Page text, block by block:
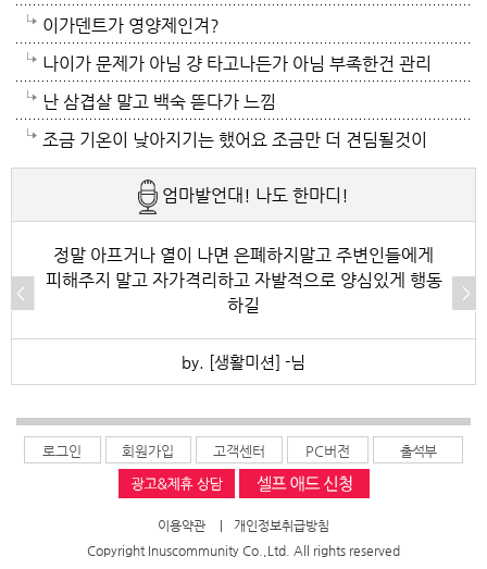
일 하고 사는거보면 대단하세요. 저같음 벌써 지쳐서 나
가떨어질일이죠. 가족들로인해 세번다님은 너무 힘든
케이스죠..ㅠ 스트레스 관리 잘하시고 그러세요..오늘은
좀 덜 덥네요.
기가 힘든 옷들이 있어요. 위에방법 괜찮은지 알고 싶어
요~~
부어있는듯
이가덴트가 영양제인겨?
나이가 문제가 아님 걍 타고나든가 아님 부족한건 관리
하든가임
난 삼겹살 말고 백숙 뜯다가 느낌
조금 기온이 낮아지기는 했어요 조금만 더 견딤될것이
고 동해쪽은 비가왔더고 하더니 동해쪽 사시나 보네요
테픙이 지나가면서 동해는 비를 뿌려주고 그영향으로
서울도 조금 기온이 낮아졌어요 피곤할때는 쉬셔요 라
면도 댕길때는 드셔도 됩니다 주구장창 라면으로 끼니
엄마발언대! 나도 한마디!
정말 아프거나 열이 나면 은폐하지말고 주변인들에게
피해주지 말고 자가격리하고 자발적으로 양심있게 행동
하길
by. [생활미션] -님
로그인 회원가입 고객센터 PC버전 출석부
이용약관 |
개인정보취급방침
Copyright Inuscommunity Co.,Ltd. All rights reserved